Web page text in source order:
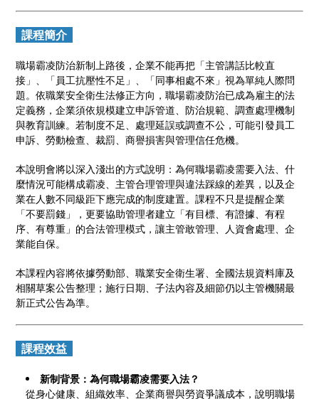
課程簡介
職場霸凌防治新制上路後，企業不能再把「主管講話比較直
接」、「員工抗壓性不足」、「同事相處不來」視為單純人際問
題。依職業安全衛生法修正方向，職場霸凌防治已成為雇主的法
定義務，企業須依規模建立申訴管道、防治規範、調查處理機制
與教育訓練。若制度不足、處理延誤或調查不公，可能引發員工
申訴、勞動檢查、裁罰、商譽損害與管理信任危機。
本說明會將以深入淺出的方式說明：為何職場霸凌需要入法、什
麼情況可能構成霸凌、主管合理管理與違法踩線的差異，以及企
業在人數不同級距下應完成的制度建置。課程不只是提醒企業
「不要罰錢」，更要協助管理者建立「有目標、有證據、有程
序、有尊重」的合法管理模式，讓主管敢管理、人資會處理、企
業能自保。
本課程內容將依據勞動部、職業安全衛生署、全國法規資料庫及
相關草案公告整理；施行日期、子法內容及細節仍以主管機關最
新正式公告為準。
課程效益
新制背景：為何職場霸凌需要入法？
從身心健康、組織效率、企業商譽與勞資爭議成本，說明職場